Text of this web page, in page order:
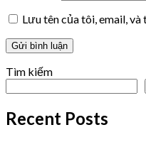
Lưu tên của tôi, email,
Tìm kiếm
Recent Posts